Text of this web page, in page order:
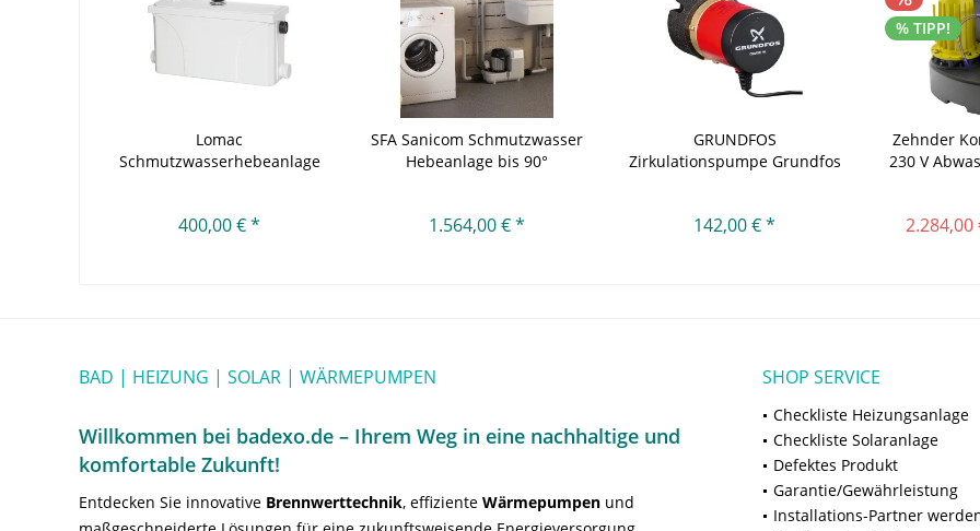
Lomac
Schmutzwasserhebeanlage
400,00 € *
SFA Sanicom Schmutzwasser
Hebeanlage bis 90°
1.564,00 € *
GRUNDFOS
Zirkulationspumpe Grundfos
142,00 € *
% TIPP!
Zehnder
230 V
2.284,00
BAD | HEIZUNG | SOLAR | WÄRMEPUMPEN
Willkommen bei badexo.de – Ihrem Weg in eine nachhaltige und
komfortable Zukunft!
Entdecken Sie innovative Brennwerttechnik, effiziente Wärmepumpen und
SHOP SERVICE
Checkliste Heizungsanlage
Checkliste Solaranlage
Defektes Produkt
Garantie/Gewährleistung
Installations-Partner